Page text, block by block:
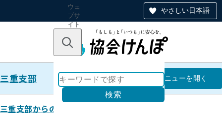
やさしい日本語
ウェ
ブサ
イト
のナ
ン
キーワードで探す
検索
三重支部 三重支部
メニューを開く
三重支部からのお知らせ